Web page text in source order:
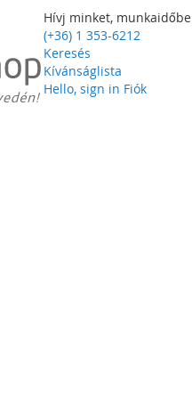
Hívj minket,
(+36) 1 353-6212
Keresés
Kívánságlista
Hello, sign in Fiók